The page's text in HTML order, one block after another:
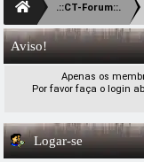
.::CT-Forum::.
Aviso!
Apenas os
Por favor faça o login
Logar-se